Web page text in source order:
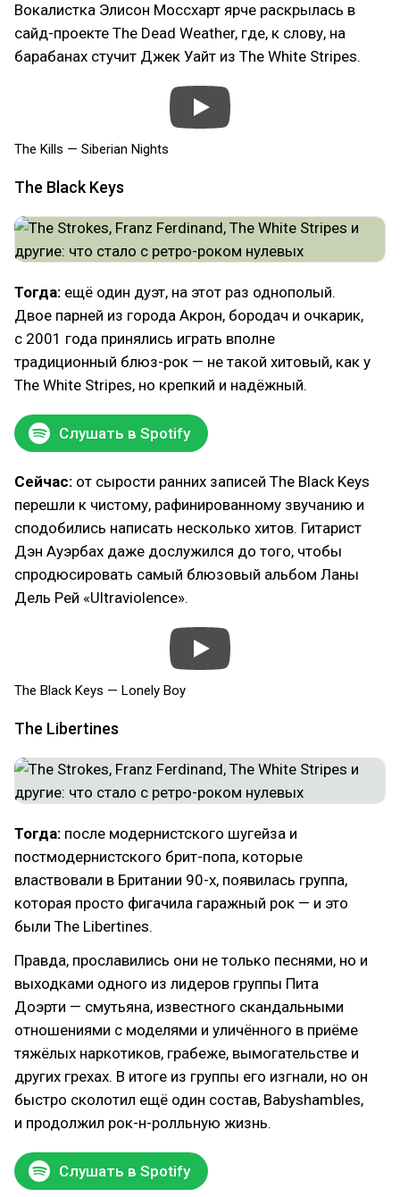
Вокалистка Элисон Моссхарт ярче раскрылась в
сайд-проекте The Dead Weather, где, к слову, на
барабанах стучит Джек Уайт из The White Stripes.
The Kills — Siberian Nights
The Black Keys
Тогда: ещё один дуэт, на этот раз однополый.
Двое парней из города Акрон, бородач и очкарик,
с 2001 года принялись играть вполне
традиционный блюз-рок — не такой хитовый, как у
The White Stripes, но крепкий и надёжный.
Слушать в Spotify
Сейчас: от сырости ранних записей The Black Keys
перешли к чистому, рафинированному звучанию и
сподобились написать несколько хитов. Гитарист
Дэн Ауэрбах даже дослужился до того, чтобы
спродюсировать самый блюзовый альбом Ланы
Дель Рей «Ultraviolence».
The Black Keys — Lonely Boy
The Libertines
Тогда: после модернистского шугейза и
постмодернистского брит-попа, которые
властвовали в Британии 90-х, появилась группа,
которая просто фигачила гаражный рок — и это
были The Libertines.
Правда, прославились они не только песнями, но и
выходками одного из лидеров группы Пита
Доэрти — смутьяна, известного скандальными
отношениями с моделями и уличённого в приёме
тяжёлых наркотиков, грабеже, вымогательстве и
других грехах. В итоге из группы его изгнали, но он
быстро сколотил ещё один состав, Babyshambles,
и продолжил рок-н-ролльную жизнь.
Слушать в Spotify